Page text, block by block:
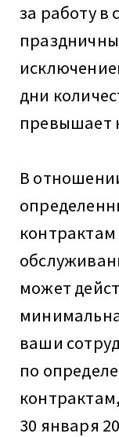
за работу в
дни
превышает
В
может
ваши
по
30 января